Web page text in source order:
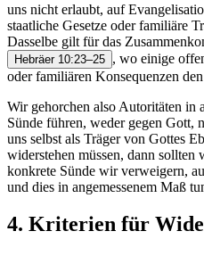
uns nicht erlaubt, auf
staatliche Gesetze oder familiäre
Dasselbe gilt für das
Hebräer 10:23–25 , wo einige
oder familiären Konsequenzen
Wir gehorchen also Autoritäten in
Sünde führen, weder gegen Gott,
uns selbst als Träger von Gottes
widerstehen müssen, dann sollten
konkrete Sünde wir verweigern,
und dies in angemessenem Maß
4. Kriterien für